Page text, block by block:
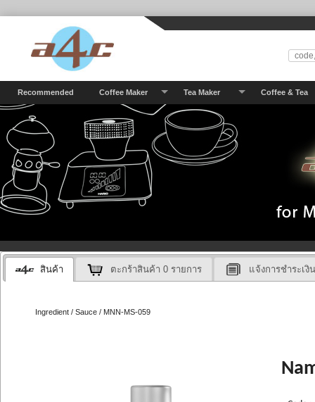
Recommended Coffee Maker Tea Maker Coffee & Tea
สินค้า ตะกร้าสินค้า0 รายการ แจ้งการชำระเงิ
Ingredient / Sauce / MNN-MS-059